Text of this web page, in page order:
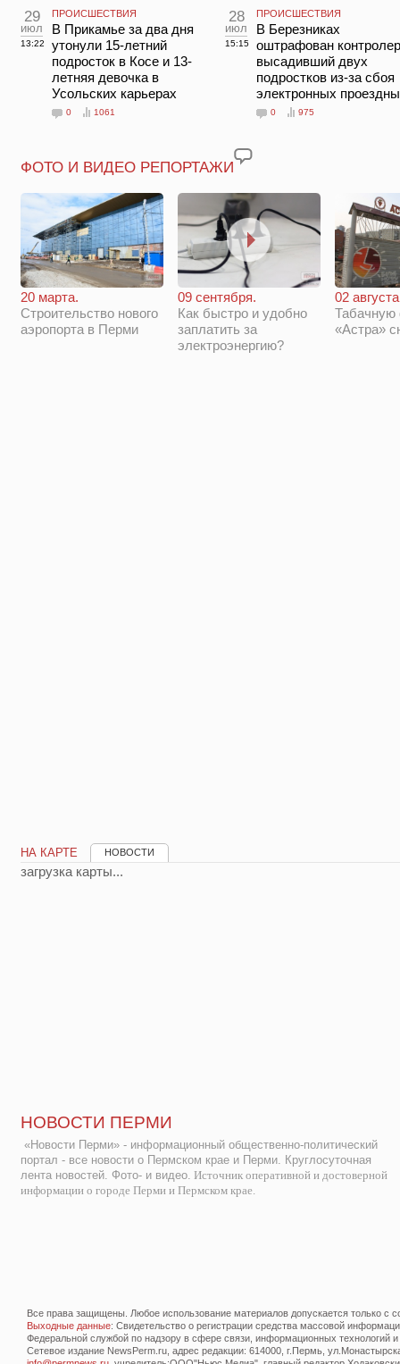
29
июл
13:22
ПРОИСШЕСТВИЯ
В Прикамье за два дня
утонули 15-летний
подросток в Косе и 13-
летняя девочка в
Усольских карьерах
0 1061
28
июл
15:15
ПРОИСШЕСТВИЯ
В Березниках
оштрафован
высадивший двух
подростков из-за сбоя
электронных
0 975
ФОТО И ВИДЕО РЕПОРТАЖИ
20 марта.
Строительство нового
аэропорта в Перми
09 сентября.
Как быстро и удобно
заплатить за
электроэнергию?
02
Табачную
«Астра»
НА КАРТЕ НОВОСТИ
загрузка карты...
НОВОСТИ ПЕРМИ
«Новости Перми» - информационный общественно-политический
портал - все новости о Пермском крае и Перми. Круглосуточная
лента новостей. Фото- и видео. Источник оперативной и достоверной
информации о городе Перми и Пермском крае.
Все права защищены. Любое использование материалов допускается только с
Выходные данные: Свидетельство о регистрации средства массовой
Федеральной службой по надзору в сфере связи, информационных технологий
Сетевое издание NewsPerm.ru, адрес редакции: 614000, г.Пермь,